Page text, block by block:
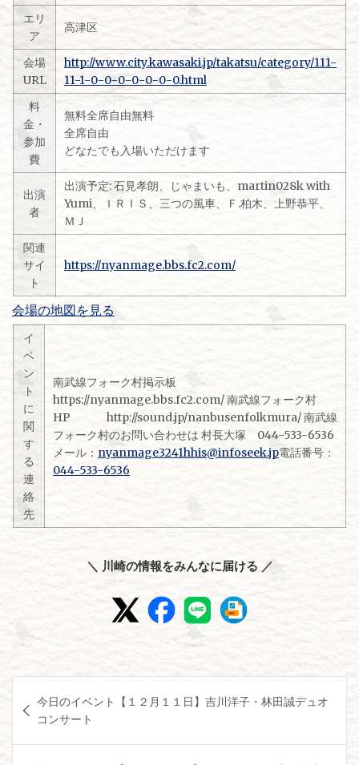
エリ
ア
高津区
会場
URL
http://www.city.kawasaki.jp/takatsu/category/111-
11-1-0-0-0-0-0-0-0.html
料
金・
参加
費
無料全席自由無料
全席自由
どなたでも入場いただけます
出演
者
出演予定: 石見孝朗、じゃまいも、martin028k with
Yumi、ＩＲＩＳ、三つの風車、Ｆ.柏木、上野恭平、
ＭＪ
関連
サイ
ト
https://nyanmage.bbs.fc2.com/
会場の地図を見る
イ
ベ
ン
ト
に
関
す
る
連
絡
先
南武線フォーク村掲示板
https://nyanmage.bbs.fc2.com/ 南武線フォーク村
HP http://sound.jp/nanbusenfolkmura/ 南武線
フォーク村のお問い合わせは 村長大塚 044-533-6536
メール： nyanmage3241hhis@infoseek.jp電話番号：
044-533-6536
＼ 川崎の情報をみんなに届ける ／
稿
ナ
今日のイベント【１２月１１日】吉川洋子・林田誠デュオ
コンサート